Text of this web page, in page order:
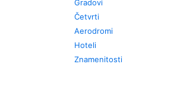
Gradovi
Četvrti
Aerodromi
Hoteli
Znamenitosti